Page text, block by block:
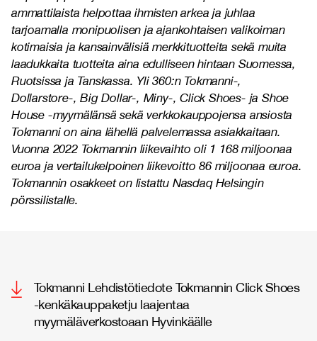
ammattilaista helpottaa ihmisten arkea ja juhlaa
tarjoamalla monipuolisen ja ajankohtaisen valikoiman
kotimaisia ja kansainvälisiä merkkituotteita sekä muita
laadukkaita tuotteita aina edulliseen hintaan Suomessa,
Ruotsissa ja Tanskassa. Yli 360:n Tokmanni-,
Dollarstore-, Big Dollar-, Miny-, Click Shoes- ja Shoe
House -myymälänsä sekä verkkokauppojensa ansiosta
Tokmanni on aina lähellä palvelemassa asiakkaitaan.
Vuonna 2022 Tokmannin liikevaihto oli 1 168 miljoonaa
euroa ja vertailukelpoinen liikevoitto 86 miljoonaa euroa.
Tokmannin osakkeet on listattu Nasdaq Helsingin
pörssilistalle.
Tokmanni Lehdistötiedote Tokmannin Click Shoes
-kenkäkauppaketju laajentaa
myymäläverkostoaan Hyvinkäälle